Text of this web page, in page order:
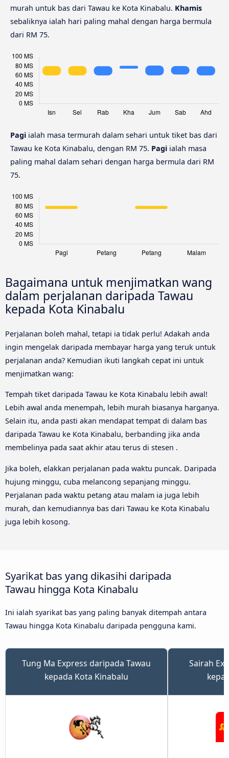
murah untuk bas dari Tawau ke Kota Kinabalu. Khamis
sebaliknya ialah hari paling mahal dengan harga bermula
dari RM 75.
Pagi ialah masa termurah dalam sehari untuk tiket bas dari
Tawau ke Kota Kinabalu, dengan RM 75. Pagi ialah masa
paling mahal dalam sehari dengan harga bermula dari RM
75.
Bagaimana untuk menjimatkan wang
dalam perjalanan daripada Tawau
kepada Kota Kinabalu
Perjalanan boleh mahal, tetapi ia tidak perlu! Adakah anda
ingin mengelak daripada membayar harga yang teruk untuk
perjalanan anda? Kemudian ikuti langkah cepat ini untuk
menjimatkan wang:
Tempah tiket daripada Tawau ke Kota Kinabalu lebih awal!
Lebih awal anda menempah, lebih murah biasanya harganya.
Selain itu, anda pasti akan mendapat tempat di dalam bas
daripada Tawau ke Kota Kinabalu, berbanding jika anda
membelinya pada saat akhir atau terus di stesen .
Jika boleh, elakkan perjalanan pada waktu puncak. Daripada
hujung minggu, cuba melancong sepanjang minggu.
Perjalanan pada waktu petang atau malam ia juga lebih
murah, dan kemudiannya bas dari Tawau ke Kota Kinabalu
juga lebih kosong.
Syarikat bas yang dikasihi daripada
Tawau hingga Kota Kinabalu
Ini ialah syarikat bas yang paling banyak ditempah antara
Tawau hingga Kota Kinabalu daripada pengguna kami.
Tung Ma Express daripada Tawau
kepada Kota Kinabalu
Sairah